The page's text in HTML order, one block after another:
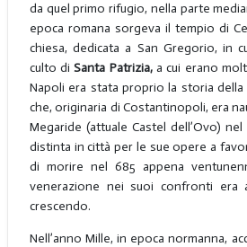
da quel primo rifugio, nella parte
epoca romana sorgeva il tempio di
chiesa, dedicata a San Gregorio, in
culto diSanta Patrizia,a cui erano
Napoli era stata proprio la storia
che, originaria di Costantinopoli, era
Megaride (attuale Castel dell’Ovo)
distinta in città per le sue opere a
di morire nel 685 appena
venerazione nei suoi confronti era
crescendo.
Nell’anno Mille, in epoca normanna,